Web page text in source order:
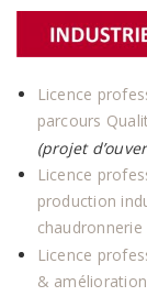
Licence
parcours
(projet
Licence
production
Licence
&